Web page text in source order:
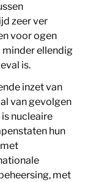
zeer ver
voor ogen
minder ellendig
is.
inzet van
van gevolgen
nucleaire
hun
met